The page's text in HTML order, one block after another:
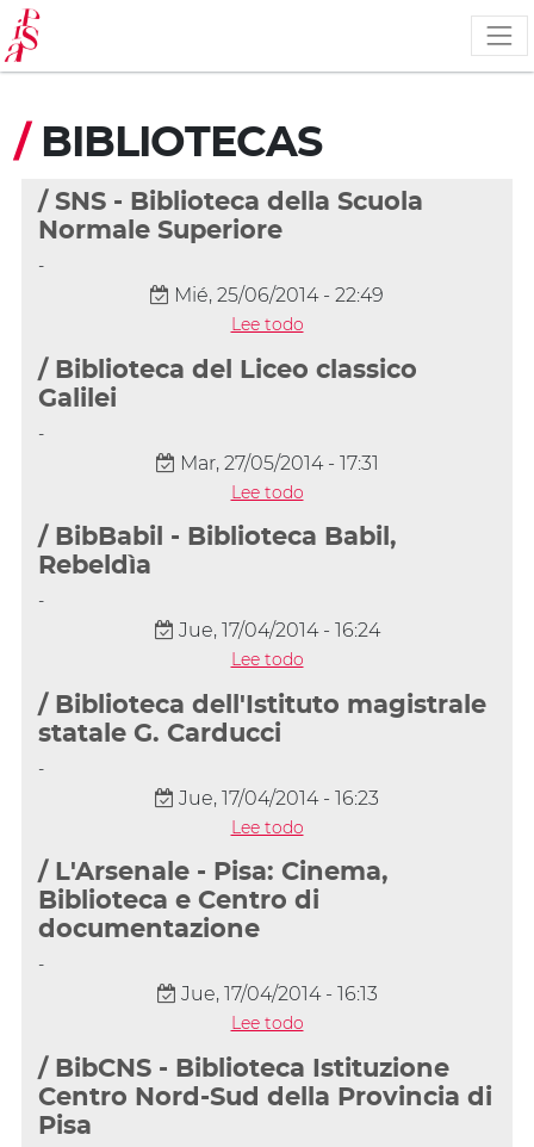
Pasar
al
contenido
principal
/ BIBLIOTECAS
/ SNS - Biblioteca della Scuola
Normale Superiore
-
Mié, 25/06/2014 - 22:49
Lee todo
/ Biblioteca del Liceo classico
Galilei
-
Mar, 27/05/2014 - 17:31
Lee todo
/ BibBabil - Biblioteca Babil,
Rebeldìa
-
Jue, 17/04/2014 - 16:24
Lee todo
/ Biblioteca dell'Istituto magistrale
statale G. Carducci
-
Jue, 17/04/2014 - 16:23
Lee todo
/ L'Arsenale - Pisa: Cinema,
Biblioteca e Centro di
documentazione
-
Jue, 17/04/2014 - 16:13
Lee todo
/ BibCNS - Biblioteca Istituzione
Centro Nord-Sud della Provincia di
Pisa